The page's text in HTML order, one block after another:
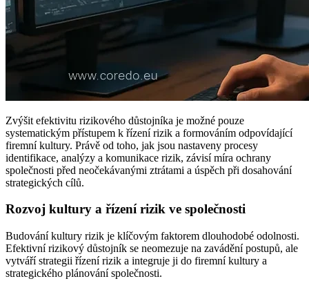
Zvýšit efektivitu rizikového důstojníka je možné pouze
systematickým přístupem k řízení rizik a formováním odpovídající
firemní kultury. Právě od toho, jak jsou nastaveny procesy
identifikace, analýzy a komunikace rizik, závisí míra ochrany
společnosti před neočekávanými ztrátami a úspěch při dosahování
strategických cílů.
Rozvoj kultury a řízení rizik ve společnosti
Budování kultury rizik je klíčovým faktorem dlouhodobé odolnosti.
Efektivní rizikový důstojník se neomezuje na zavádění postupů, ale
vytváří strategii řízení rizik a integruje ji do firemní kultury a
strategického plánování společnosti.